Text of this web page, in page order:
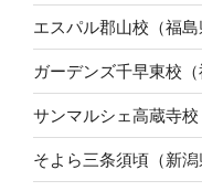
エスパル郡山校（福島
ガーデンズ千早東校（
サンマルシェ高蔵寺校
そよら三条須頃（新潟